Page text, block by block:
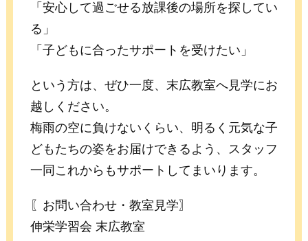
「安心して過ごせる放課後の場所を探してい
る」
「子どもに合ったサポートを受けたい」
という方は、ぜひ一度、末広教室へ見学にお
越しください。
梅雨の空に負けないくらい、明るく元気な子
どもたちの姿をお届けできるよう、スタッフ
一同これからもサポートしてまいります。
〖お問い合わせ・教室見学〗
伸栄学習会 末広教室